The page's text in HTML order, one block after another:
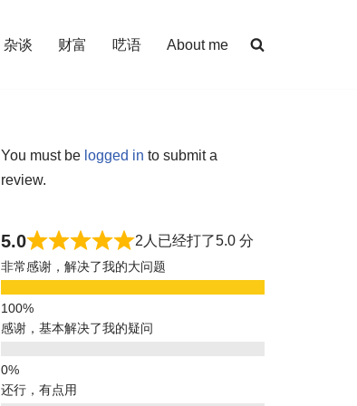
杂谈 财富 呓语 About me
You must be logged in to submit a
review.
5.0 2人已经打了5.0 分
非常感谢，解决了我的大问题
感谢，基本解决了我的疑问
还行，有点用